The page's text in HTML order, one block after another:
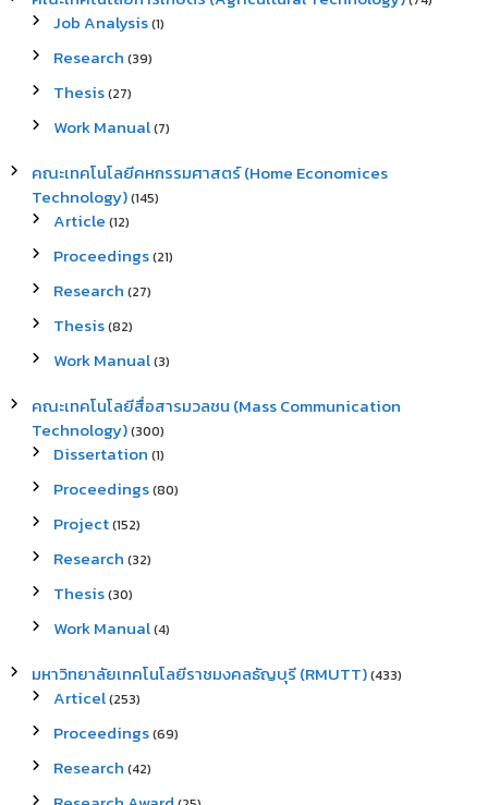
Job Analysis(1)
Research (39)
Thesis(27)
Work Manual(7)
คณะเทคโนโลยีคหกรรมศาสตร์ (Home Economices
Technology)(145)
Article (12)
Proceedings(21)
Research (27)
Thesis(82)
Work Manual(3)
คณะเทคโนโลยีสื่อสารมวลชน (Mass Communication
Technology)(300)
Dissertation (1)
Proceedings(80)
Project(152)
Research (32)
Thesis(30)
Work Manual(4)
มหาวิทยาลัยเทคโนโลยีราชมงคลธัญบุรี (RMUTT)(433)
Articel(253)
Proceedings(69)
Research (42)